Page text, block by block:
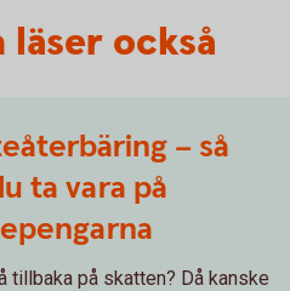
läser också
– så
ta vara på
tillbaka på skatten? Då kanske